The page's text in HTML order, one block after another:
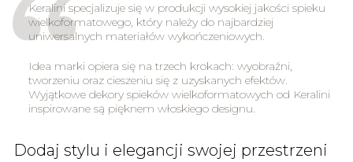
Keralini specjalizuje się w produkcji wysokiej jakości spieku
wielkoformatowego, który należy do najbardziej
uniwersalnych materiałów wykończeniowych.
Idea marki opiera się na trzech krokach: wyobraźni,
tworzeniu oraz cieszeniu się z uzyskanych efektów.
Wyjątkowe dekory spieków wielkoformatowych od Keralini
inspirowane są pięknem włoskiego designu.
Dodaj stylu i elegancji swojej przestrzeni